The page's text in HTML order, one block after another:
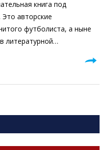
книга под
авторские
футболиста, а ныне
литературной…